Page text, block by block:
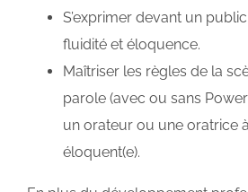
S’exprimer devant un
fluidité et éloquence.
Maîtriser les règles de la
parole (avec ou sans
un orateur ou une oratrice à
éloquent(e).